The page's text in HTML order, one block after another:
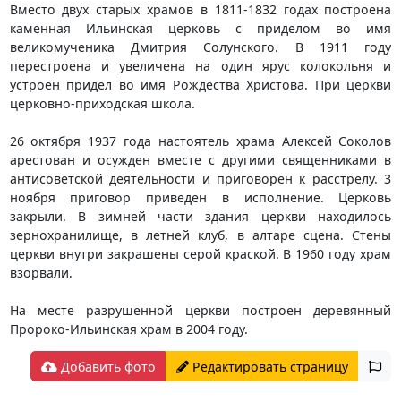
Вместо двух старых храмов в 1811-1832 годах построена
каменная Ильинская церковь с приделом во имя
великомученика Дмитрия Солунского. В 1911 году
перестроена и увеличена на один ярус колокольня и
устроен придел во имя Рождества Христова. При церкви
церковно-приходская школа.
26 октября 1937 года настоятель храма Алексей Соколов
арестован и осужден вместе с другими священниками в
антисоветской деятельности и приговорен к расстрелу. 3
ноября приговор приведен в исполнение. Церковь
закрыли. В зимней части здания церкви находилось
зернохранилище, в летней клуб, в алтаре сцена. Стены
церкви внутри закрашены серой краской. В 1960 году храм
взорвали.
На месте разрушенной церкви построен деревянный
Пророко-Ильинская храм в 2004 году.
Добавить фото Редактировать страницу